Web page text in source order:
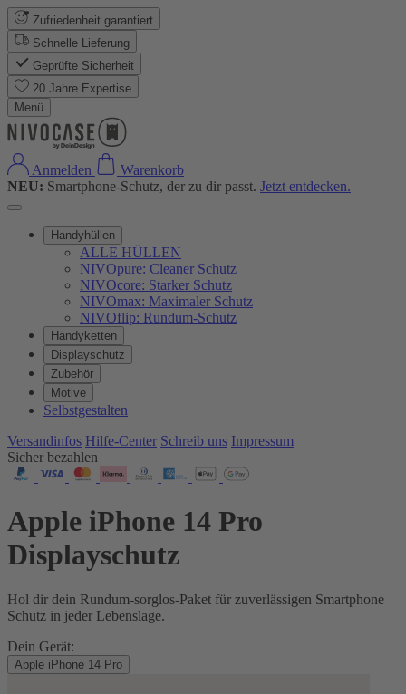
Zufriedenheit garantiert
Schnelle Lieferung
Geprüfte Sicherheit
20 Jahre Expertise
Menü
Anmelden
Warenkorb
NEU: Smartphone-Schutz, der zu dir passt. Jetzt entdecken.
Handyhüllen
ALLE HÜLLEN
NIVOpure: Cleaner Schutz
NIVOcore: Starker Schutz
NIVOmax: Maximaler Schutz
NIVOflip: Rundum-Schutz
Handyketten
Displayschutz
Zubehör
Motive
Selbstgestalten
Versandinfos Hilfe-Center Schreib uns Impressum
Sicher bezahlen
Apple iPhone 14 Pro
Displayschutz
Hol dir dein Rundum-sorglos-Paket für zuverlässigen Smartphone
Schutz in jeder Lebenslage.
Dein Gerät:
Apple iPhone 14 Pro